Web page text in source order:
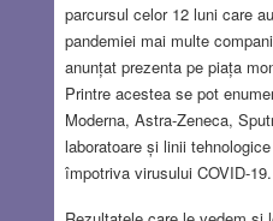
parcursul celor 12 luni care
pandemiei mai multe
anunțat prezenta pe piața
Printre acestea se pot
Moderna, Astra-Zeneca,
laboratoare și linii
împotriva virusului COVID-19.